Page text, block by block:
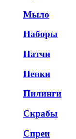
Мыло
Наборы
Патчи
Пенки
Пилинги
Скрабы
Спреи